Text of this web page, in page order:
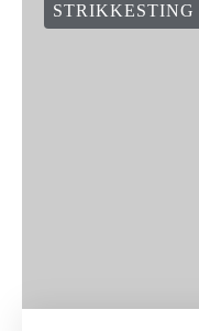
STRIKKESTING